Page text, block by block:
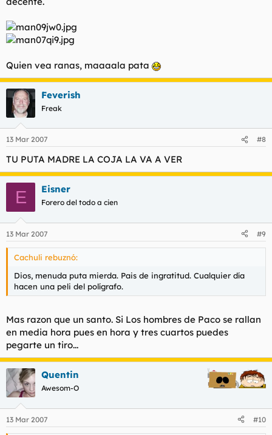
Quien vea ranas, maaaala pata
Feverish
Freak
13 Mar 2007 #8
TU PUTA MADRE LA COJA LA VA A VER
E Eisner
Forero del todo a cien
13 Mar 2007 #9
Cachuli rebuznó:
Dios, menuda puta mierda. Pais de ingratitud. Cualquier día
hacen una peli del polígrafo.
Mas razon que un santo. Si Los hombres de Paco se rallan
en media hora pues en hora y tres cuartos puedes
pegarte un tiro...
Quentin
Awesom-O
13 Mar 2007 #10